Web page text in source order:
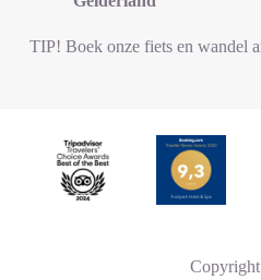
TIP! Boek onze fiets en wandel